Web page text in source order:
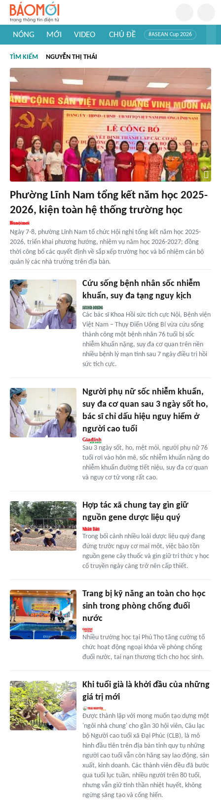
NÓNG MỚI VIDEO CHỦ ĐỀ #ASEAN Cup 2026
#Khám phá thế giới
TÌM KIẾM NGUYỄN THỊ THÁI
Phường Lĩnh Nam tổng kết năm học 2025-
2026, kiện toàn hệ thống trường học
Ngày 7-8, phường Lĩnh Nam tổ chức Hội nghị tổng kết năm học 2025-
2026, triển khai phương hướng, nhiệm vụ năm học 2026-2027; đồng
thời công bố các quyết định về sắp xếp trường học và bổ nhiệm cán bộ
quản lý các nhà trường trên địa bàn.
Cứu sống bệnh nhân sốc nhiễm
khuẩn, suy đa tạng nguy kịch
Các bác sĩ Khoa Hồi sức tích cực Nội, Bệnh viện
Việt Nam – Thụy Điển Uông Bí vừa cứu sống
thành công một bệnh nhân 76 tuổi bị sốc
nhiễm khuẩn nặng, suy đa cơ quan trên nền
nhiều bệnh lý mạn tính sau 7 ngày điều trị hồi
sức tích cực.
Người phụ nữ sốc nhiễm khuẩn,
suy đa cơ quan sau 3 ngày sốt ho,
bác sĩ chỉ dấu hiệu nguy hiểm ở
người cao tuổi
Sau 3 ngày sốt, ho, mệt mỏi, người phụ nữ 76
tuổi rơi vào hôn mê, sốc nhiễm khuẩn nặng do
nhiễm khuẩn đường tiết niệu, suy đa cơ quan
và nguy cơ tử vong rất cao.
Hợp tác xã chung tay gìn giữ
nguồn gene dược liệu quý
Trong bối cảnh nhiều loài dược liệu quý đang
đứng trước nguy cơ mai một, việc bảo tồn
nguồn gene cây thuốc và gìn giữ tri thức y học
cổ truyền ngày càng trở nên cấp thiết.
Trang bị kỹ năng an toàn cho học
sinh trong phòng chống đuối
nước
Nhiều trường học tại Phú Thọ tăng cường tổ
chức hoạt động ngoại khóa về phòng chống
đuối nước, tai nạn thương tích cho học sinh.
Khi tuổi già là khởi đầu của những
giá trị mới
Được thành lập với mong muốn tạo dựng một
'ngôi nhà chung' cho gần 30 hội viên, Câu lạc
bộ Người cao tuổi xã Đại Phúc (CLB), là mô
hình đầu tiên trên địa bàn tỉnh quy tụ những
người cao tuổi vẫn còn hăng say lao động, sản
xuất, kinh doanh. Các thành viên đều đã bước
qua tuổi lục tuần, nhiều người trên 80 tuổi,
nhưng vẫn giữ tinh thần nhiệt huyết, không
ngừng sáng tạo và cống hiến.